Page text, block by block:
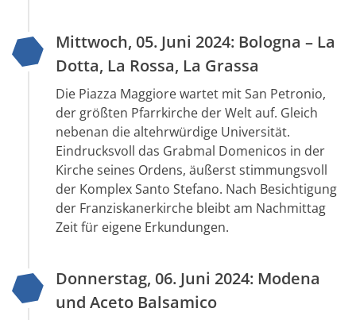
Mittwoch, 05. Juni 2024: Bologna – La
Dotta, La Rossa, La Grassa
Die Piazza Maggiore wartet mit San Petronio,
der größten Pfarrkirche der Welt auf. Gleich
nebenan die altehrwürdige Universität.
Eindrucksvoll das Grabmal Domenicos in der
Kirche seines Ordens, äußerst stimmungsvoll
der Komplex Santo Stefano. Nach Besichtigung
der Franziskanerkirche bleibt am Nachmittag
Zeit für eigene Erkundungen.
Donnerstag, 06. Juni 2024: Modena
und Aceto Balsamico